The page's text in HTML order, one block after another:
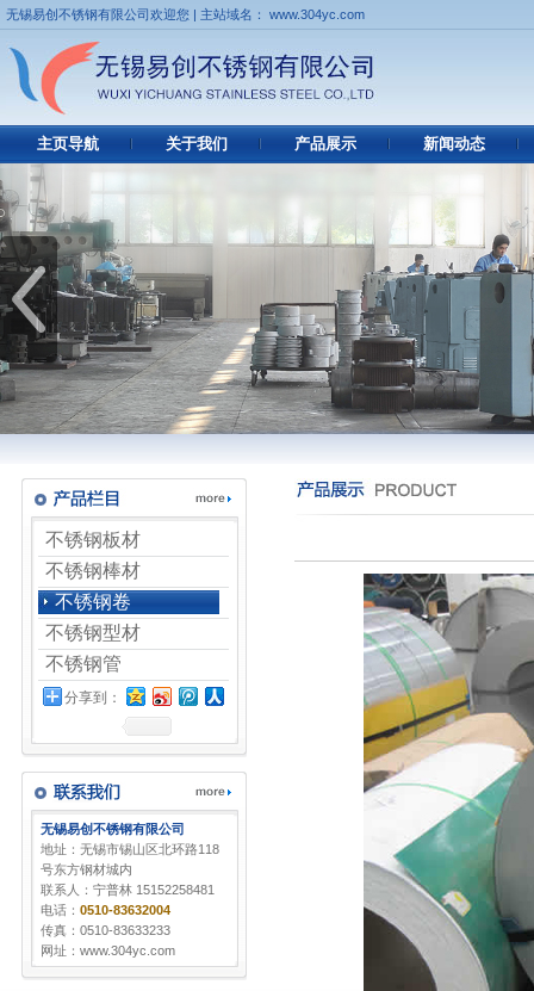
无锡易创不锈钢有限公司欢迎您 | 主站域名： www.304yc.com
主页导航 关于我们 产品展示 新闻动态
不锈钢板材
不锈钢棒材
不锈钢卷
不锈钢型材
不锈钢管
分享到：
无锡易创不锈钢有限公司
地址：无锡市锡山区北环路118
号东方钢材城内
联系人：宁普林 15152258481
电话： 0510-83632004
传真：0510-83633233
网址：www.304yc.com